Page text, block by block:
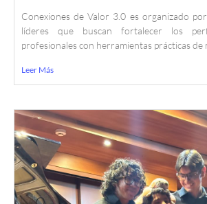
Conexiones de Valor 3.0 es organizado
líderes que buscan fortalecer los
profesionales con herramientas prácticas de
Leer Más